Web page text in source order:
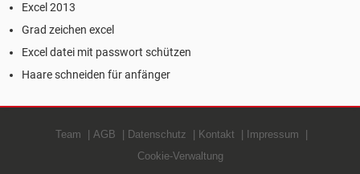
Excel 2013
Grad zeichen excel
Excel datei mit passwort schützen
Haare schneiden für anfänger
Team AGB Datenschutz Kontakt
Impressum
Cookie-Verwaltung